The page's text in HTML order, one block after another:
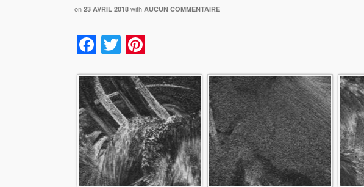
on 23 AVRIL 2018 with AUCUN COMMENTAIRE
Facebook
Twitter